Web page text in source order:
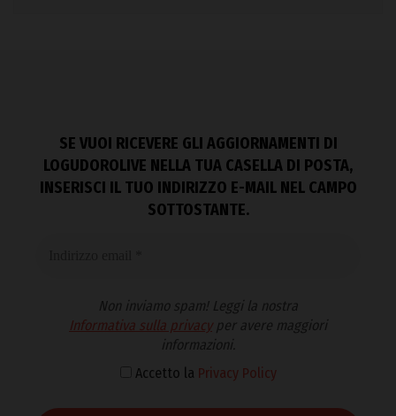
SE VUOI RICEVERE GLI AGGIORNAMENTI DI
LOGUDOROLIVE NELLA TUA CASELLA DI POSTA,
INSERISCI IL TUO INDIRIZZO E-MAIL NEL CAMPO
SOTTOSTANTE.
Non inviamo spam! Leggi la nostra
Informativa sulla privacyper avere maggiori
informazioni.
Accetto la Privacy Policy